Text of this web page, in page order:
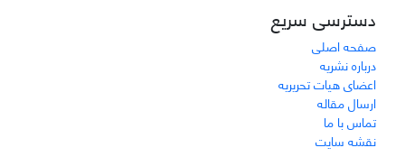
دسترسی سریع
صفحه اصلی
درباره نشریه
اعضای هیات تحریریه
ارسال مقاله
تماس با ما
نقشه سایت